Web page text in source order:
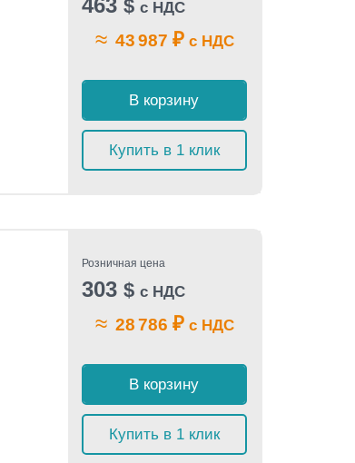
463 $ с НДС
≈ 43 987 ₽с НДС
В корзину
Купить в 1 клик
Розничная цена
303 $ с НДС
≈ 28 786 ₽с НДС
В корзину
Купить в 1 клик